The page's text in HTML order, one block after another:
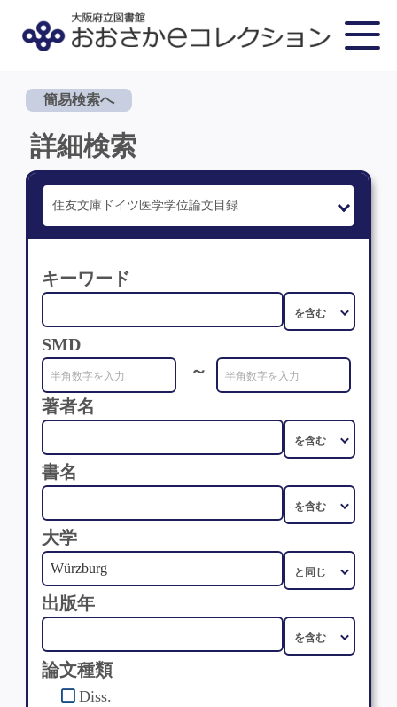
簡易検索へ
詳細検索
キーワード
SMD
～
著者名
書名
大学
出版年
論文種類
Diss.